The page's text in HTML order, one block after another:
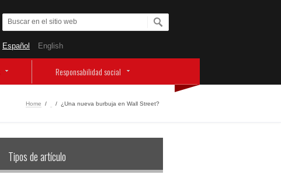
Español English
Responsabilidad social
Home / / ¿Una nueva burbuja en Wall Street?
Tipos de artículo